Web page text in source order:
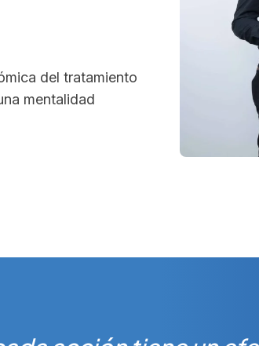
del tratamiento
mentalidad